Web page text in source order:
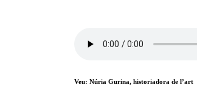
Veu: Núria Gurina, historiadora de l’art